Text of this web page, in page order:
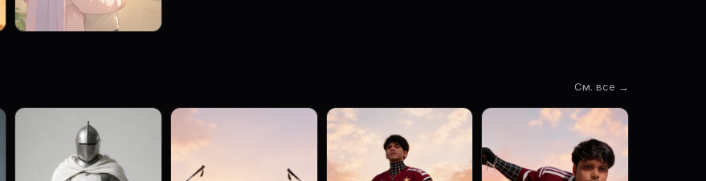
См. все →